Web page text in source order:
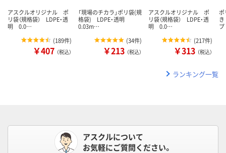
アスクルオリジナル ポ
リ袋（規格袋） LDPE・透
明 0.0…
(189件)
￥407 （税込）
「現場のチカラ」ポリ袋(規
格袋) LDPE・透明
0.03m…
(34件)
￥213 （税込）
アスクルオリジナル ポ
リ袋（規格袋） LDPE・透
明 0.0…
(217件)
￥313 （税込）
ポ
ランキング一覧
アスクルについて
お気軽にご質問ください。